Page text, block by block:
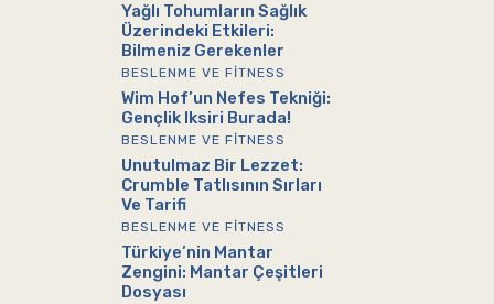
Yağlı Tohumların Sağlık
Üzerindeki Etkileri:
Bilmeniz Gerekenler
BESLENME VE FITNESS
Wim Hof’un Nefes Tekniği:
Gençlik Iksiri Burada!
BESLENME VE FITNESS
Unutulmaz Bir Lezzet:
Crumble Tatlısının Sırları
Ve Tarifi
BESLENME VE FITNESS
Türkiye’nin Mantar
Zengini: Mantar Çeşitleri
Dosyası